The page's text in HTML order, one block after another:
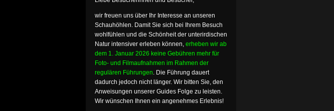
wir freuen uns über Ihr Interesse an unseren
Schauhöhlen. Damit Sie sich bei Ihrem Besuch
wohlfühlen und die Schönheit der unterirdischen
Natur intensiver erleben können, erheben wir ab
dem 1. Januar 2026 keine Gebühren mehr für
Foto- und Filmaufnahmen im Rahmen der
regulären Führungen. Die Führung dauert
dadurch jedoch nicht länger. Wir bitten Sie, den
Anweisungen unserer Guides Folge zu leisten.
Wir wünschen Ihnen ein angenehmes Erlebnis!